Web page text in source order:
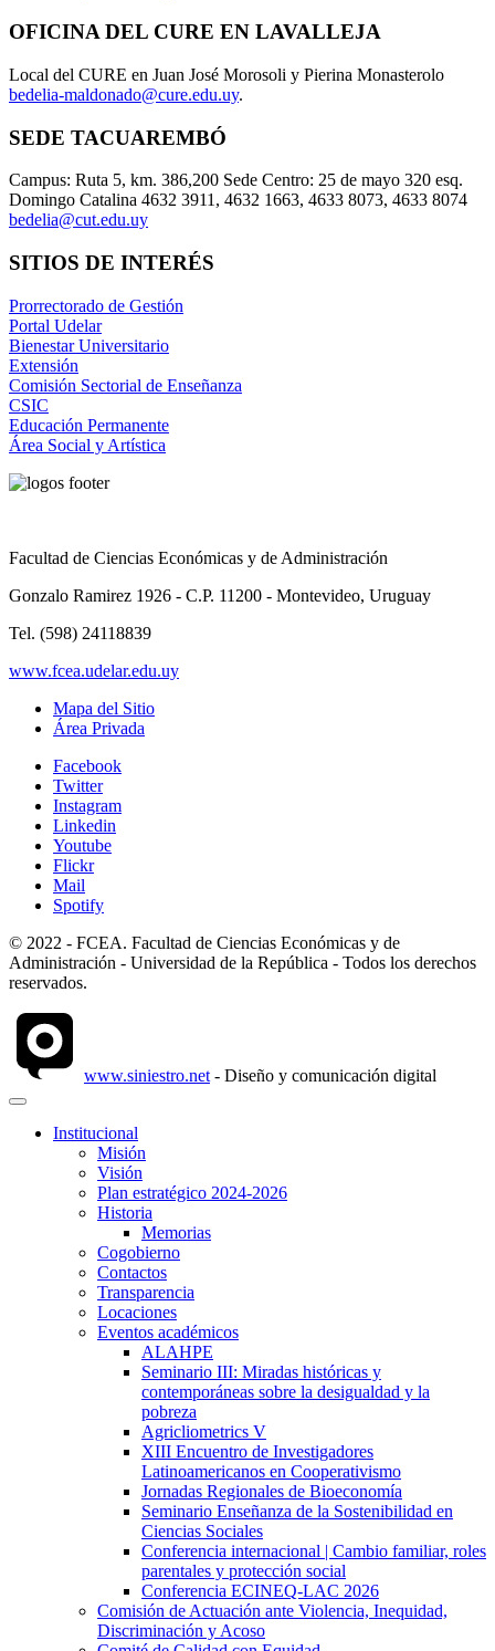
OFICINA DEL CURE EN LAVALLEJA
Local del CURE en Juan José Morosoli y Pierina Monasterolo
bedelia-maldonado@cure.edu.uy.
SEDE TACUAREMBÓ
Campus: Ruta 5, km. 386,200 Sede Centro: 25 de mayo 320 esq.
Domingo Catalina 4632 3911, 4632 1663, 4633 8073, 4633 8074
bedelia@cut.edu.uy
SITIOS DE INTERÉS
Prorrectorado de Gestión
Portal Udelar
Bienestar Universitario
Extensión
Comisión Sectorial de Enseñanza
CSIC
Educación Permanente
Área Social y Artística
Facultad de Ciencias Económicas y de Administración
Gonzalo Ramirez 1926 - C.P. 11200 - Montevideo, Uruguay
Tel. (598) 24118839
www.fcea.udelar.edu.uy
Mapa del Sitio
Área Privada
Facebook
Twitter
Instagram
Linkedin
Youtube
Flickr
Mail
Spotify
© 2022 - FCEA. Facultad de Ciencias Económicas y de
Administración - Universidad de la República - Todos los derechos
reservados.
www.siniestro.net - Diseño y comunicación digital
Institucional
Misión
Visión
Plan estratégico 2024-2026
Historia
Memorias
Cogobierno
Contactos
Transparencia
Locaciones
Eventos académicos
ALAHPE
Seminario III: Miradas históricas y
contemporáneas sobre la desigualdad y la
pobreza
Agricliometrics V
XIII Encuentro de Investigadores
Latinoamericanos en Cooperativismo
Jornadas Regionales de Bioeconomía
Seminario Enseñanza de la Sostenibilidad en
Ciencias Sociales
Conferencia internacional | Cambio familiar, roles
parentales y protección social
Conferencia ECINEQ-LAC 2026
Comisión de Actuación ante Violencia, Inequidad,
Discriminación y Acoso